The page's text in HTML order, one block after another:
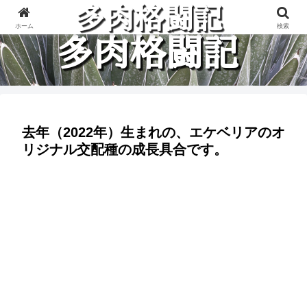
多肉植物と楽しく格闘している記録です。
去年（2022年）生まれの、エケベリアのオ
リジナル交配種の成長具合です。
ホーム 検索